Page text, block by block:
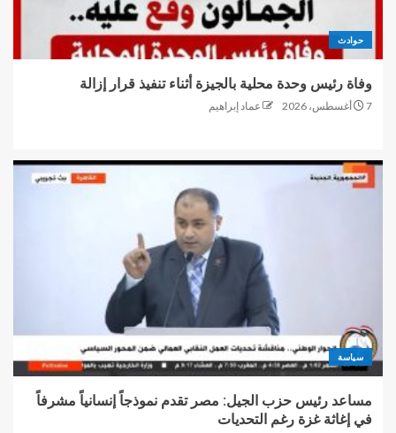
حوادث
وفاة رئيس وحدة محلية بالجيزة أثناء تنفيذ قرار إزالة
7 أغسطس، 2026 عماد إبراهيم
سياسة
مساعد رئيس حزب الجيل: مصر تقدم نموذجاً إنسانياً مشرفاً
في إغاثة غزة رغم التحديات